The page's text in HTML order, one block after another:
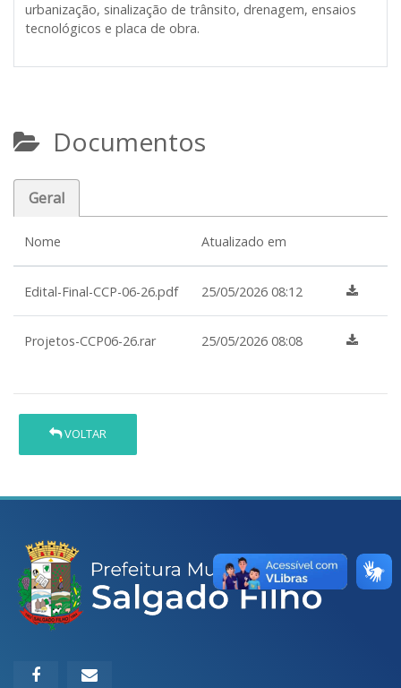
urbanização, sinalização de trânsito, drenagem, ensaios
tecnológicos e placa de obra.
Documentos
Geral
Nome Atualizado em
Edital-Final-CCP-06-26.pdf 25/05/2026 08:12
Projetos-CCP06-26.rar 25/05/2026 08:08
VOLTAR